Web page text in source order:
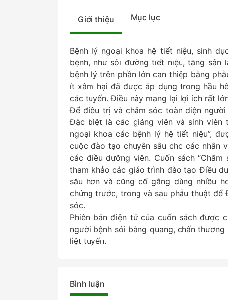
Giới thiệu Mục lục
Bệnh lý ngoại khoa hệ tiết niệu, sinh
bệnh, như sỏi đường tiết niệu, tăng
bệnh lý trên phần lớn can thiệp bằng
ít xâm hại đã được áp dụng trong hầu
các tuyến. Điều này mang lại lợi ích rất
Để điều trị và chăm sóc toàn diện
Đặc biệt là các giảng viên và sinh viên
ngoại khoa các bệnh lý hệ tiết niệu”,
cuộc đào tạo chuyên sâu cho các nhân
các điều dưỡng viên. Cuốn sách
tham khảo các giáo trình đào tạo Điều
sâu hơn và cũng cố gắng dùng nhiều
chứng trước, trong và sau phẫu thuật để
sóc.
Phiên bản điện tử của cuốn sách được
người bệnh sỏi bàng quang, chấn
liệt tuyến.
Bình luận